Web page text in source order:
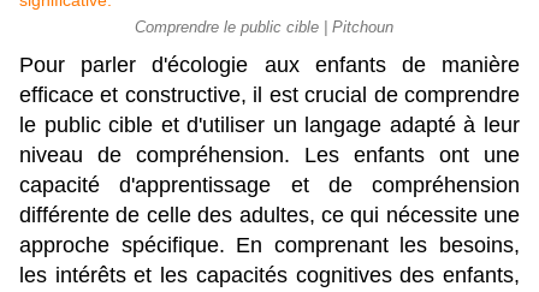
Comprendre le public cible | Pitchoun
Pour parler d'écologie aux enfants de manière
efficace et constructive, il est crucial de comprendre
le public cible et d'utiliser un langage adapté à leur
niveau de compréhension. Les enfants ont une
capacité d'apprentissage et de compréhension
différente de celle des adultes, ce qui nécessite une
approche spécifique. En comprenant les besoins,
les intérêts et les capacités cognitives des enfants,